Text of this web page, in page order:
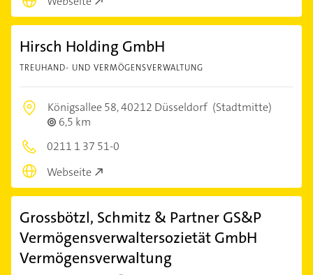
Hirsch Holding GmbH
TREUHAND- UND VERMÖGENSVERWALTUNG
Königsallee 58,40212 Düsseldorf (Stadtmitte)
6,5 km
0211 1 37 51-0
Webseite
Grossbötzl, Schmitz & Partner GS&P
Vermögensverwaltersozietät GmbH
Vermögensverwaltung